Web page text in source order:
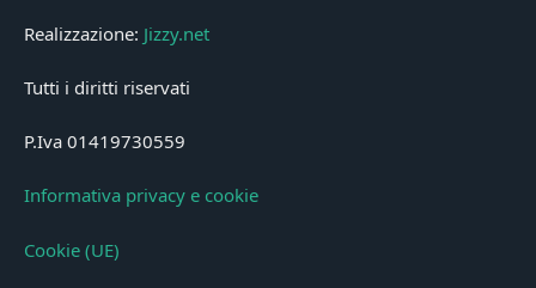
Realizzazione: Jizzy.net
Tutti i diritti riservati
P.Iva 01419730559
Informativa privacy e cookie
Cookie (UE)